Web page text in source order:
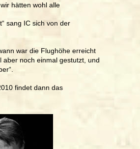
hätten wohl alle
sang IC sich von der
war die Flughöhe erreicht
aber noch einmal gestutzt, und
findet dann das